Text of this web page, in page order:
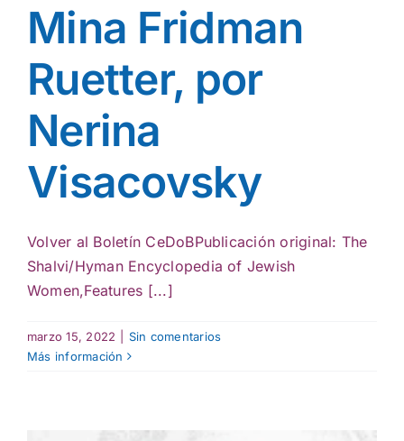
Mina Fridman
Ruetter, por
Nerina
Visacovsky
Volver al Boletín CeDoBPublicación original: The
Shalvi/Hyman Encyclopedia of Jewish
Women,Features [...]
marzo 15, 2022
Sin comentarios
Más información